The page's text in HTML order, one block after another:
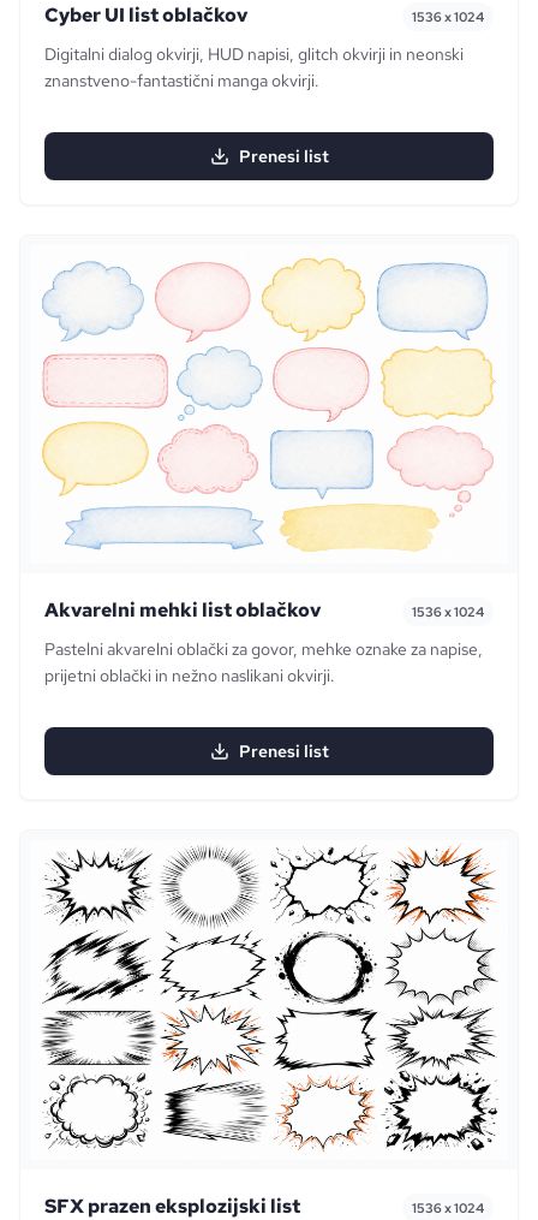
Cyber UI list oblačkov 1536 x 1024
Digitalni dialog okvirji, HUD napisi, glitch okvirji in neonski
znanstveno-fantastični manga okvirji.
Prenesi list
Akvarelni mehki list oblačkov 1536 x 1024
Pastelni akvarelni oblački za govor, mehke oznake za napise,
prijetni oblački in nežno naslikani okvirji.
Prenesi list
SFX prazen eksplozijski list 1536 x 1024